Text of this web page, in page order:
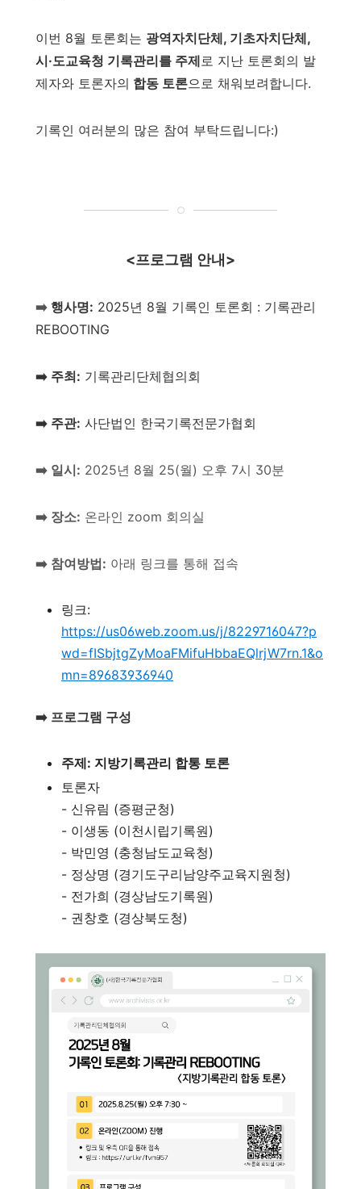
이번 8월 토론회는 광역자치단체, 기초자치단체,
시·도교육청 기록관리를 주제로 지난 토론회의 발
제자와 토론자의 합동 토론으로 채워보려합니다.
기록인 여러분의 많은 참여 부탁드립니다:)
<프로그램 안내>
➡️ 행사명: 2025년 8월 기록인 토론회 : 기록관리
REBOOTING
➡️ 주최: 기록관리단체협의회
➡️ 주관: 사단법인 한국기록전문가협회
➡️ 일시: 2025년 8월 25(월) 오후 7시 30분
➡️ 장소: 온라인 zoom 회의실
➡️ 참여방법: 아래 링크를 통해 접속
링크:
https://us06web.zoom.us/j/8229716047?p
wd=fISbjtgZyMoaFMifuHbbaEQlrjW7rn.1&o
mn=89683936940
➡️ 프로그램 구성
주제: 지방기록관리 합통 토론
토론자
- 신유림 (증평군청)
- 이생동 (이천시립기록원)
- 박민영 (충청남도교육청)
- 정상명 (경기도구리남양주교육지원청)
- 전가희 (경상남도기록원)
- 권창호 (경상북도청)